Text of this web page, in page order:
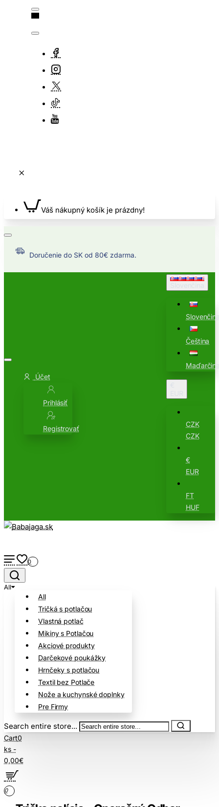
Váš nákupný košík je prázdny!
Doručenie do SK od 80€ zdarma.
Účet
Prihlásiť
Registrovať
Čeština
CZK
CZK
€
EUR
FT
HUF
0
All
All
Tričká s potlačou
Vlastná potlač
Mikiny s Potlačou
Akciové produkty
Darčekové poukážky
Hrnčeky s potlačou
Textil bez Potlače
Nože a kuchynské doplnky
Pre Firmy
Search entire store...
Cart0
ks -
0,00€
0